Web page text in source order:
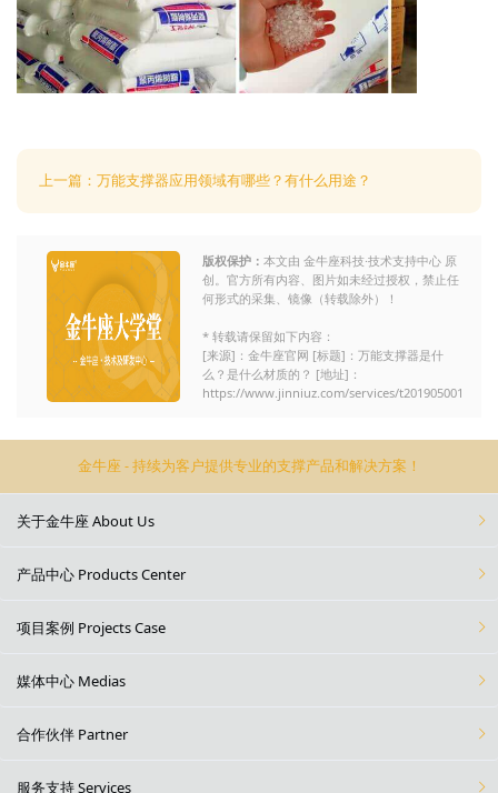
上一篇：万能支撑器应用领域有哪些？有什么用途？
版权保护： 本文由 金牛座科技·技术支持中心 原
创。官方所有内容、图片如未经过授权，禁止任
何形式的采集、镜像（转载除外）！
* 转载请保留如下内容：
[来源]：金牛座官网 [标题]：万能支撑器是什
么？是什么材质的？ [地址]：
https://www.jinniuz.com/services/t201905001
金牛座 - 持续为客户提供专业的支撑产品和解决方案！
关于金牛座 About Us
产品中心 Products Center
项目案例 Projects Case
媒体中心 Medias
合作伙伴 Partner
服务支持 Services